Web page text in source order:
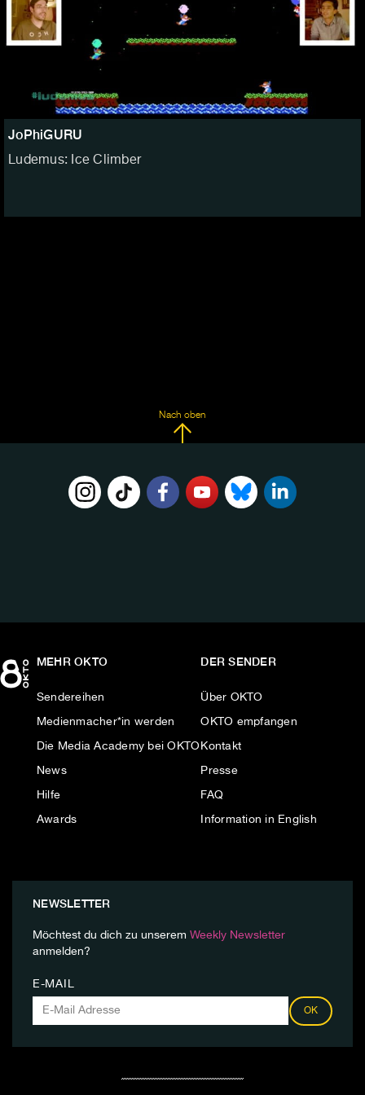
JoPhiGURU
Ludemus: Ice Climber
Nach oben
MEHR OKTO
Sendereihen
Medienmacher*in werden
Die Media Academy bei OKTO
News
Hilfe
Awards
DER SENDER
Über OKTO
OKTO empfangen
Kontakt
Presse
FAQ
Information in English
NEWSLETTER
Möchtest du dich zu unserem Weekly Newsletter
anmelden?
E-MAIL
OK